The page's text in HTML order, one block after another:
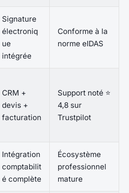
Signature
électroniq
ue
intégrée
Conforme à la
norme eIDAS
CRM +
devis +
facturation
Support noté ⭐
4,8 sur
Trustpilot
Intégration
comptabilit
é complète
Écosystème
professionnel
mature